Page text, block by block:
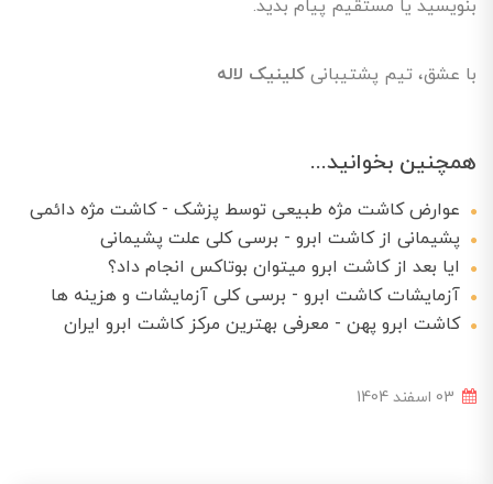
بنویسید یا مستقیم پیام بدید.
با عشق، تیم پشتیبانی کلینیک لاله
همچنین بخوانید...
عوارض کاشت مژه طبیعی توسط پزشک - کاشت مژه دائمی
پشیمانی از کاشت ابرو - برسی کلی علت پشیمانی
ایا بعد از کاشت ابرو میتوان بوتاکس انجام داد؟
آزمایشات کاشت ابرو - برسی کلی آزمایشات و هزینه ها
کاشت ابرو پهن - معرفی بهترین مرکز کاشت ابرو ایران